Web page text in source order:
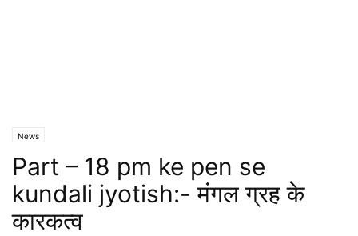
News
Part – 18 pm ke pen se
kundali jyotish:- मंगल ग्रह के
कारकत्व